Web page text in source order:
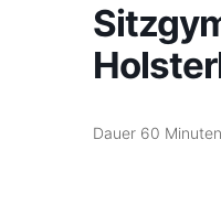
Dauer 60 Minuten